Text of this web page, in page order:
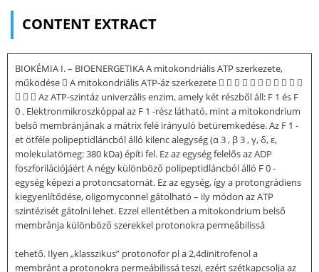
CONTENT EXTRACT
BIOKÉMIA I. – BIOENERGETIKA A mitokondriális ATP szerkezete,
működése  A mitokondriális ATP-áz szerkezete           
   Az ATP-szintáz univerzális enzim, amely két részből áll: F 1 és F
0 . Elektronmikroszkóppal az F 1 -rész látható, mint a mitokondrium
belső membránjának a mátrix felé irányuló betüremkedése. Az F 1 -
et ötféle polipeptidláncból álló kilenc alegység (α 3 , β 3 , γ, δ, ε,
molekulatömeg: 380 kDa) építi fel. Ez az egység felelős az ADP
foszforilációjáért A négy különböző polipeptidláncból álló F 0 -
egység képezi a protoncsatornát. Ez az egység, így a protongrádiens
kiegyenlítődése, oligomyconnel gátolható – ily módon az ATP
szintézisét gátolni lehet. Ezzel ellentétben a mitokondrium belső
membránja különböző szerekkel protonokra permeábilissá
tehető. Ilyen „klasszikus” protonofor pl a 2,4dinitrofenol a
membránt a protonokra permeábilissá teszi, ezért szétkapcsolja az